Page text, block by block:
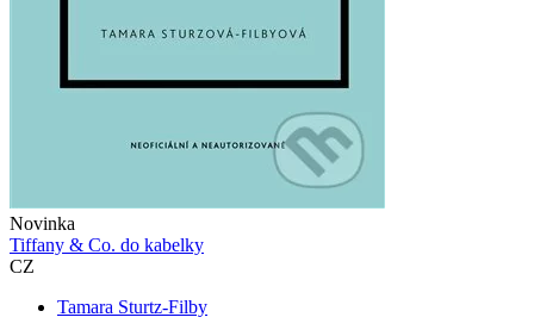
Novinka
Tiffany & Co. do kabelky
CZ
Tamara Sturtz-Filby